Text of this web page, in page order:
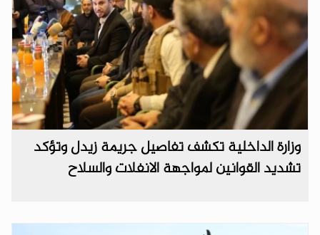
وزارة الداخلية تكشف تفاصيل جريمة زيدل وتؤكد
تشديد القوانين لمواجهة الانفلات والسلاح